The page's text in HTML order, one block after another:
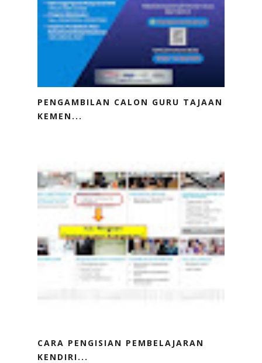
PENGAMBILAN CALON GURU TAJAAN
KEMEN...
CARA PENGISIAN PEMBELAJARAN
KENDIRI...